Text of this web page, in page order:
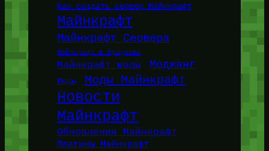
Как создать сервер Майнкрафт
Майнкрафт
Майнкрафт Сервера
Майнкрафт в браузере
Майнкрафт моды Моджанг
Моды Моды Майнкрафт
Новости
Майнкрафт
Обновления Майнкрафт
Плагины Майнкрафт